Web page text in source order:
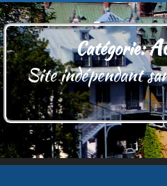
Catégorie:
Site indépendant